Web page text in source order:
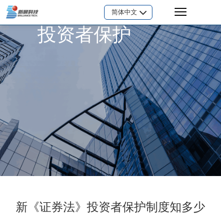
简体中文
投资者保护
新《证券法》投资者保护制度知多少